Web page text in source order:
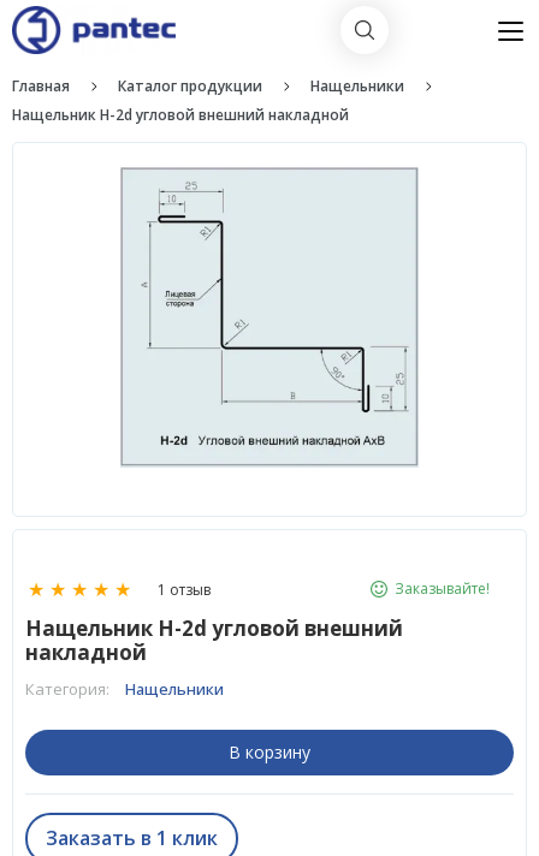
Главная Каталог продукции
Нащельники
Нащельник H-2d угловой внешний накладной
★ ★ ★ ★ ★ 1 отзыв Заказывайте!
Нащельник H-2d угловой внешний
накладной
Категория: Нащельники
В корзину
Заказать в 1 клик